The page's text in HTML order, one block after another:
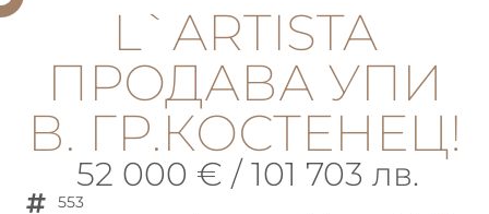
L`ARTISTA
ПРОДАВА УПИ
В. ГР.КОСТЕНЕЦ!
52 000 € / 101 703 лв.
553